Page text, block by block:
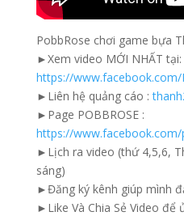
PobbRose chơi game bựa
►Xem video MỚI NHẤT tại:
https://
►Liên hệ quảng cáo :
►Page POBBROSE :
https://
►Lịch ra video (thứ 4,5,6,
sáng)
►Đăng ký kênh giúp mình
►Like Và Chia Sẻ Video để